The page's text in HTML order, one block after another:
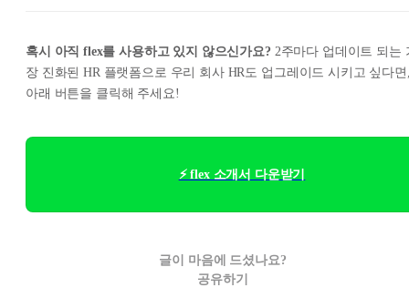
혹시 아직 flex를 사용하고 있지 않으신가요? 2주마다 업데이트 되는
장 진화된 HR 플랫폼으로 우리 회사 HR도 업그레이드 시키고 싶다
아래 버튼을 클릭해 주세요!
⚡ flex 소개서 다운받기
글이 마음에 드셨나요?
공유하기